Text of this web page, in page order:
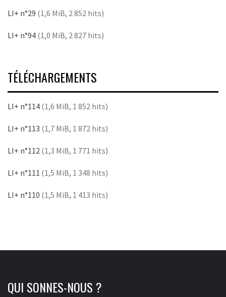
LI+ n°29 (1,6 MiB, 2 852 hits)
LI+ n°94 (1,0 MiB, 2 827 hits)
TÉLÉCHARGEMENTS
LI+ n°114 (1,6 MiB, 1 852 hits)
LI+ n°113 (1,7 MiB, 1 872 hits)
LI+ n°112 (1,3 MiB, 1 771 hits)
LI+ n°111 (1,5 MiB, 1 348 hits)
LI+ n°110 (1,5 MiB, 1 413 hits)
QUI SONNES-NOUS ?